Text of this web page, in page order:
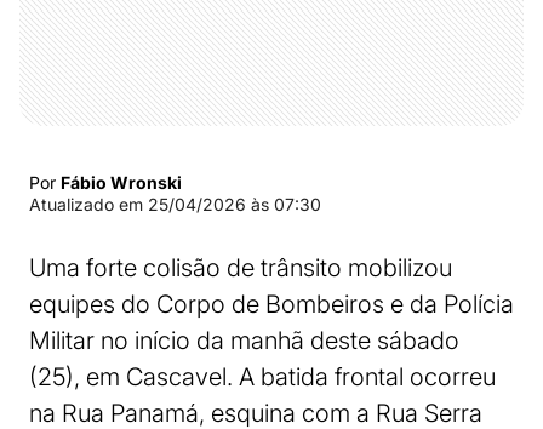
Por Fábio Wronski
Atualizado em 25/04/2026 às 07:30
Uma forte colisão de trânsito mobilizou
equipes do Corpo de Bombeiros e da Polícia
Militar no início da manhã deste sábado
(25), em Cascavel. A batida frontal ocorreu
na Rua Panamá, esquina com a Rua Serra